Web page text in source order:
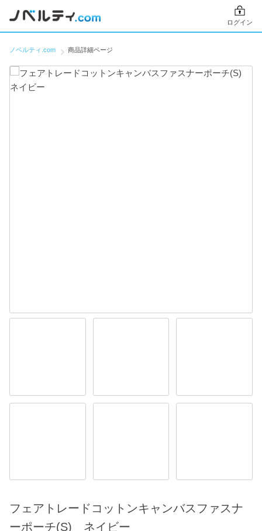
ログイン
ノベルティ.com 商品詳細ページ
フェアトレードコットンキャンバスファスナ
ーポーチ(S) ネイビー